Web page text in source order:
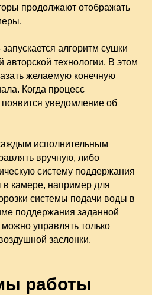
продолжают отображать
запускается алгоритм сушки
технологии. В этом
желаемую конечную
Когда процесс
уведомление об
исполнительным
вручную, либо
систему поддержания
в камере, например для
системы подачи воды в
поддержания заданной
управлять только
заслонки.
работы